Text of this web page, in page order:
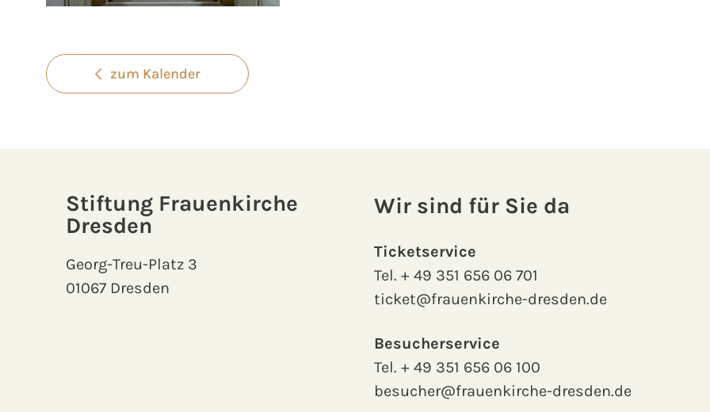
zum Kalender
Stiftung Frauenkirche
Dresden
Georg-Treu-Platz 3
01067 Dresden
Wir sind für Sie da
Ticketservice
Tel.+ 49 351 656 06 701
ticket@frauenkirche-dresden.de
Besucherservice
Tel.+ 49 351 656 06 100
besucher@frauenkirche-dresden.de